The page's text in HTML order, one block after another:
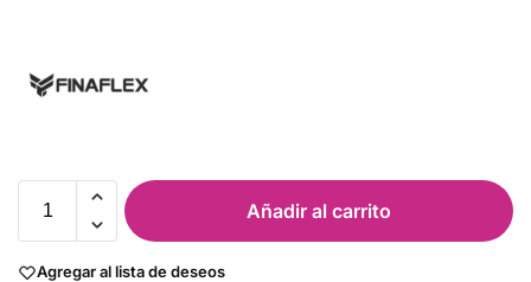
Añadir al carrito
Agregar al lista de deseos